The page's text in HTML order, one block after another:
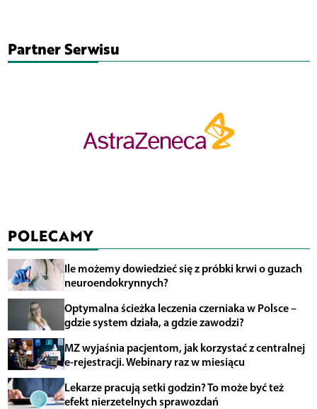
Partner Serwisu
POLECAMY
Ile możemy dowiedzieć się z próbki krwi o guzach
neuroendokrynnych?
Optymalna ścieżka leczenia czerniaka w Polsce –
gdzie system działa, a gdzie zawodzi?
MZ wyjaśnia pacjentom, jak korzystać z centralnej
e-rejestracji. Webinary raz w miesiącu
Lekarze pracują setki godzin? To może być też
efekt nierzetelnych sprawozdań